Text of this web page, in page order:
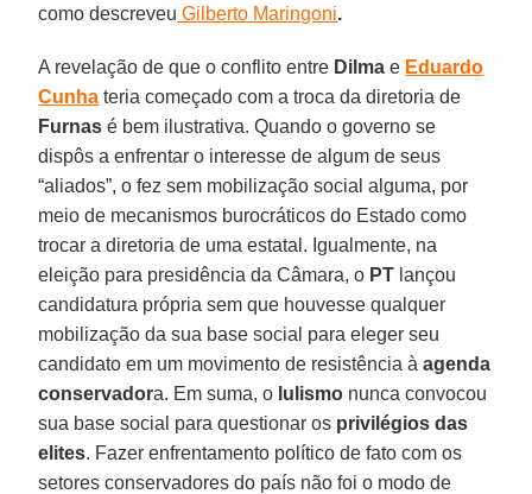
como descreveu Gilberto Maringoni.
A revelação de que o conflito entre Dilma e Eduardo
Cunha teria começado com a troca da diretoria de
Furnas é bem ilustrativa. Quando o governo se
dispôs a enfrentar o interesse de algum de seus
“aliados”, o fez sem mobilização social alguma, por
meio de mecanismos burocráticos do Estado como
trocar a diretoria de uma estatal. Igualmente, na
eleição para presidência da Câmara, o PT lançou
candidatura própria sem que houvesse qualquer
mobilização da sua base social para eleger seu
candidato em um movimento de resistência àagenda
conservadora. Em suma, o lulismo nunca convocou
sua base social para questionar os privilégios das
elites. Fazer enfrentamento político de fato com os
setores conservadores do país não foi o modo de